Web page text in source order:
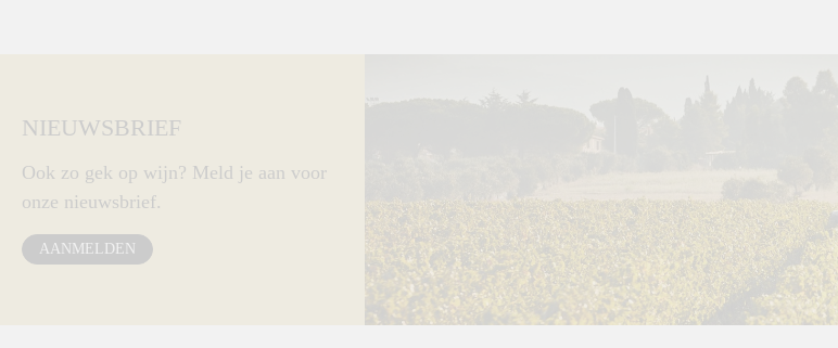
NIEUWSBRIEF
Ook zo gek op wijn? Meld je aan voor
onze nieuwsbrief.
AANMELDEN